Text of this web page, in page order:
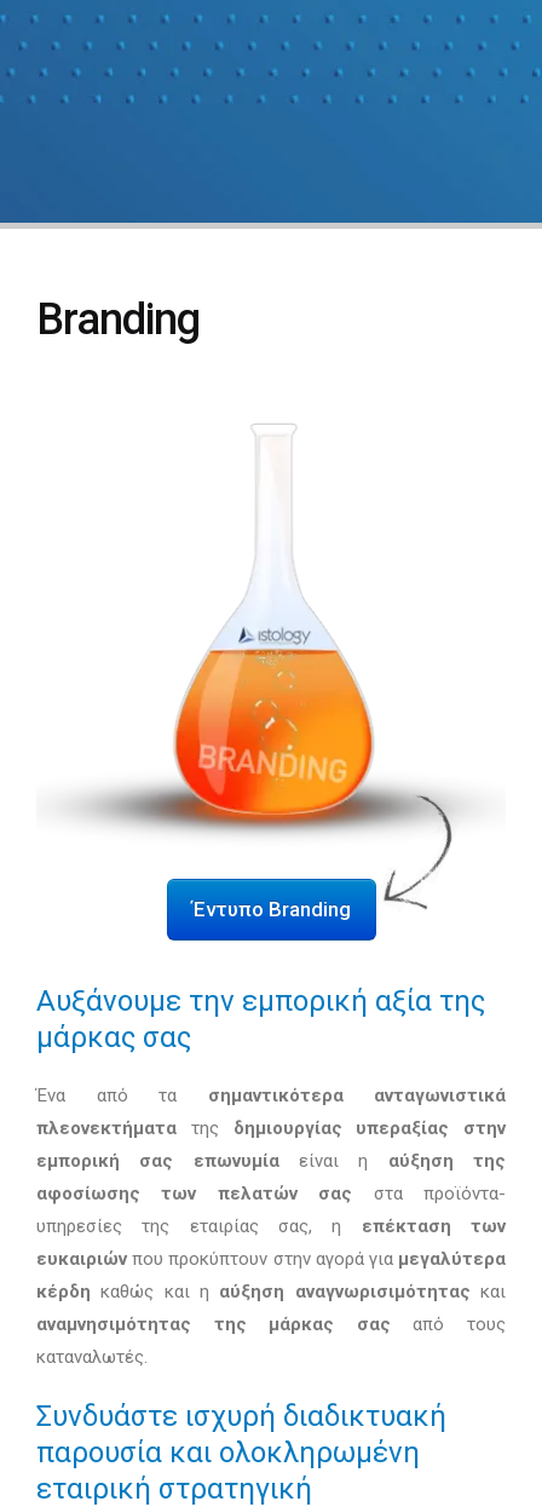
Branding
Έντυπο Branding
Αυξάνουμε την εμπορική αξία της
μάρκας σας
Ένα από τα σημαντικότερα ανταγωνιστικά
πλεονεκτήματα της δημιουργίας υπεραξίας στην
εμπορική σας επωνυμίαείναι η αύξηση της
αφοσίωσης των πελατών σας στα προϊόντα-
υπηρεσίες της εταιρίας σας, η επέκταση των
ευκαιριών που προκύπτουν στην αγορά για μεγαλύτερα
κέρδη καθώς και η αύξηση αναγνωρισιμότητας και
αναμνησιμότητας της μάρκας σας από τους
καταναλωτές.
Συνδυάστε ισχυρή διαδικτυακή
παρουσία και ολοκληρωμένη
εταιρική στρατηγική